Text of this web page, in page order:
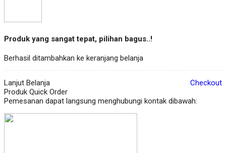
Produk yang sangat tepat, pilihan bagus..!
Berhasil ditambahkan ke keranjang belanja
Lanjut Belanja
Checkout
Produk Quick Order
Pemesanan dapat langsung menghubungi kontak dibawah: